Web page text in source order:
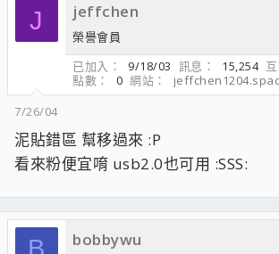
J jeffchen
榮譽會員
已加入
9/18/03 訊息 15,254
點數
0 網站
7/26/04
泥貼錯區 幫移過來 :P
看來粉便宜唷 usb2.0也可用 :SSS:
B bobbywu